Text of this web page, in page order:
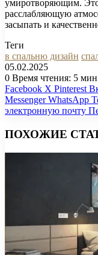
умиротворяющим.
расслабляющую
засыпать и
Теги
в спальню дизайн
05.02.2025
0 Время чтения: 5
Facebook X Pinterest
Messenger WhatsApp
электронную почту
ПОХОЖИЕ